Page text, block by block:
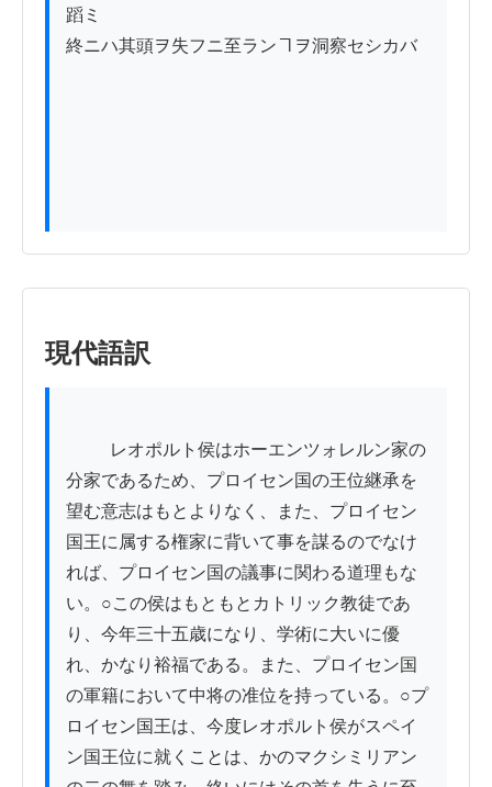
蹈ミ
終ニハ其頭ヲ失フニ至ランヿヲ洞察セシカバ
現代語訳
分家であるため、プロイセン国の王位継承を
望む意志はもとよりなく、また、プロイセン
国王に属する権家に背いて事を謀るのでなけ
れば、プロイセン国の議事に関わる道理もな
い。○この侯はもともとカトリック教徒であ
り、今年三十五歳になり、学術に大いに優
れ、かなり裕福である。また、プロイセン国
の軍籍において中将の准位を持っている。○プ
ロイセン国王は、今度レオポルト侯がスペイ
ン国王位に就くことは、かのマクシミリアン